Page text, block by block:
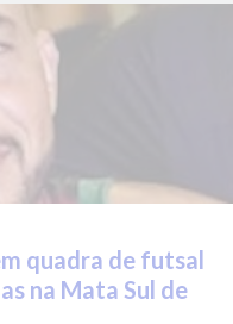
quadra de futsal
na Mata Sul de